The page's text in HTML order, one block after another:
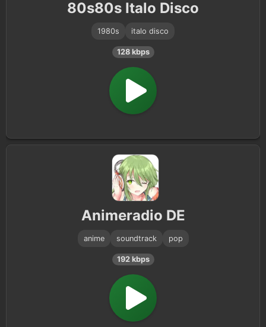
80s80s Italo Disco
1980s italo disco
128 kbps
Animeradio DE
anime soundtrack pop
192 kbps